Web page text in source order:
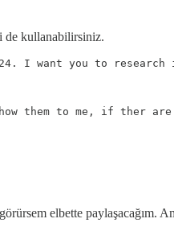
de kullanabilirsiniz.
I want you to
them to me, if ther are
elbette paylaşacağım.